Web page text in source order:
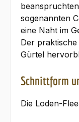
sogenannten
eine Naht im
Der
Gürtel
Schnittform
Die Loden-